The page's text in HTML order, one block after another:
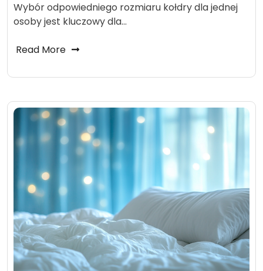
Wybór odpowiedniego rozmiaru kołdry dla jednej
osoby jest kluczowy dla…
Read More